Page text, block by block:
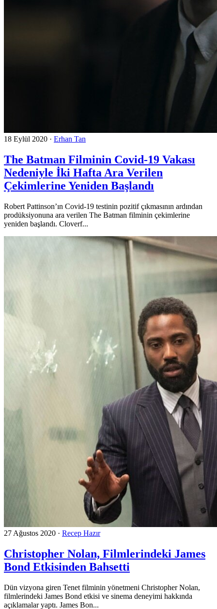
18 Eylül 2020 · Erhan Tan
The Batman Filminin Covid-19 Vakası
Nedeniyle İki Hafta Ara Verilen
Çekimlerine Yeniden Başlandı
Robert Pattinson’ın Covid-19 testinin pozitif çıkmasının ardından
prodüksiyonuna ara verilen The Batman filminin çekimlerine
yeniden başlandı. Cloverf...
27 Ağustos 2020 · Recep Hazır
Christopher Nolan, Filmlerindeki James
Bond Etkisinden Bahsetti
Dün vizyona giren Tenet filminin yönetmeni Christopher Nolan,
filmlerindeki James Bond etkisi ve sinema deneyimi hakkında
açıklamalar yaptı. James Bon...